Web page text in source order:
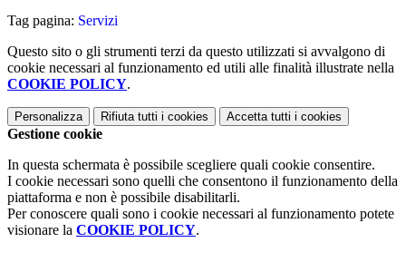
Tag pagina: Servizi
Questo sito o gli strumenti terzi da questo utilizzati si avvalgono di
cookie necessari al funzionamento ed utili alle finalità illustrate nella
COOKIE POLICY.
Personalizza Rifiuta tutti i cookies Accetta tutti i cookies
Gestione cookie
In questa schermata è possibile scegliere quali cookie consentire.
I cookie necessari sono quelli che consentono il funzionamento della
piattaforma e non è possibile disabilitarli.
Per conoscere quali sono i cookie necessari al funzionamento potete
visionare la COOKIE POLICY.